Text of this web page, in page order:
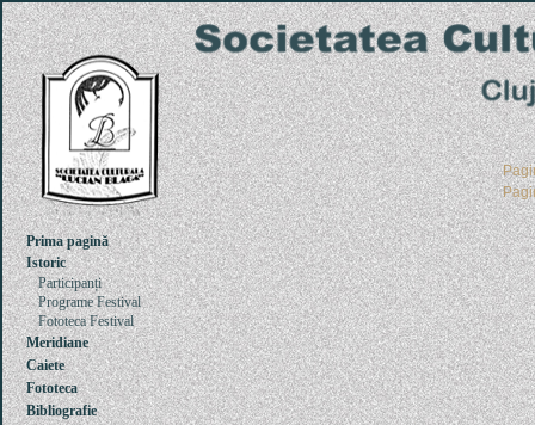
Prima pagină
Istoric
Participanți
Programe Festival
Fototeca Festival
Meridiane
Caiete
Fototeca
Bibliografie